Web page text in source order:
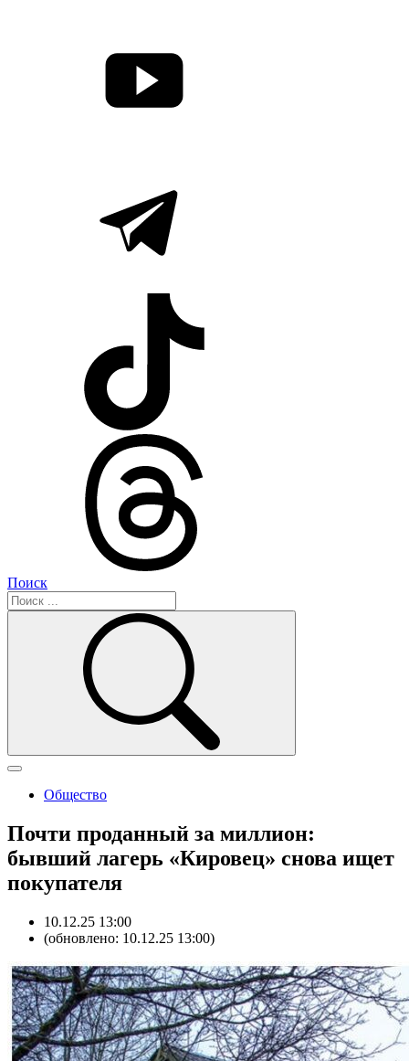
Поиск
Общество
Почти проданный за миллион:
бывший лагерь «Кировец» снова ищет
покупателя
10.12.25 13:00
(обновлено: 10.12.25 13:00)